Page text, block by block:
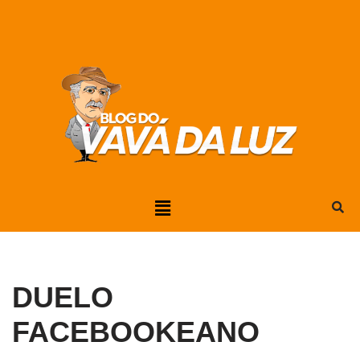
DUELO
FACEBOOKEANO